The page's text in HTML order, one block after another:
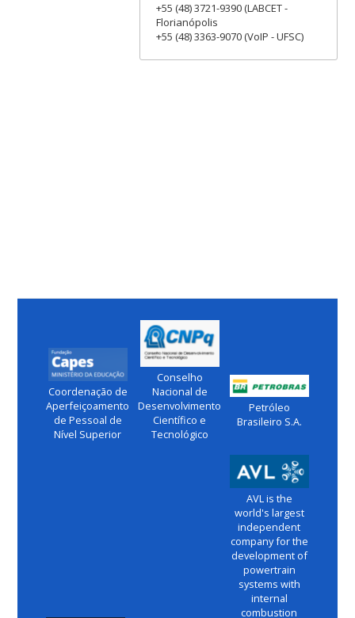
+55 (48) 3721-9390 (LABCET -
Florianópolis
+55 (48) 3363-9070 (VoIP - UFSC)
Coordenação de
Aperfeiçoamento
de Pessoal de
Nível Superior
Conselho
Nacional de
Desenvolvimento
Científico e
Tecnológico
Petróleo
Brasileiro S.A.
AVL is the
world's largest
independent
company for the
development of
powertrain
systems with
internal
combustion